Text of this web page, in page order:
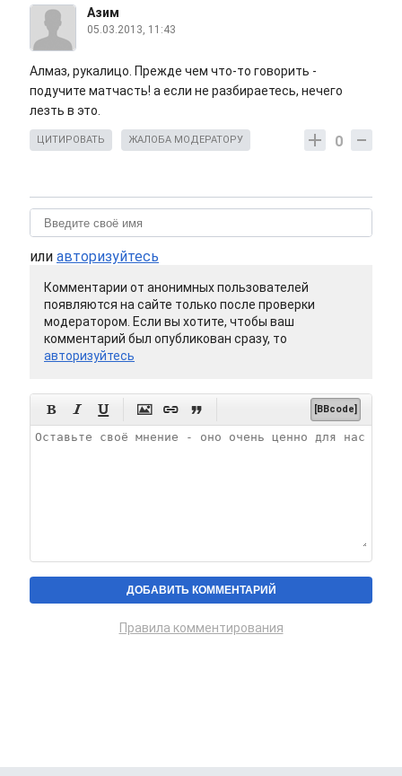
Азим
05.03.2013, 11:43
Алмаз, рукалицо. Прежде чем что-то говорить -
подучите матчасть! а если не разбираетесь, нечего
лезть в это.
0
ЦИТИРОВАТЬ ЖАЛОБА МОДЕРАТОРУ
или авторизуйтесь
Комментарии от анонимных пользователей
появляются на сайте только после проверки
модератором. Если вы хотите, чтобы ваш
комментарий был опубликован сразу, то
авторизуйтесь
      [BBcode]
Правила комментирования